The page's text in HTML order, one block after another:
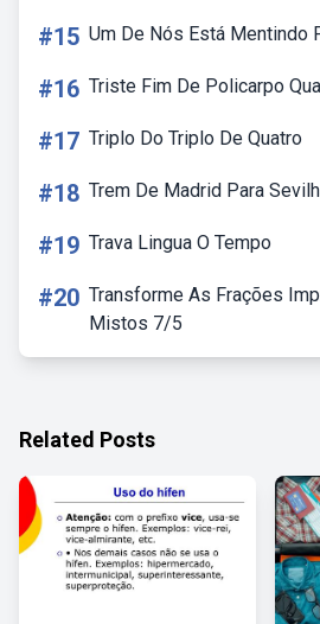
#15 Um De Nós Está Mentindo
#16 Triste Fim De Policarpo
#17 Triplo Do Triplo De Quatro
#18 Trem De Madrid Para
#19 Trava Lingua O Tempo
#20 Transforme As Frações
Mistos 7/5
Related Posts